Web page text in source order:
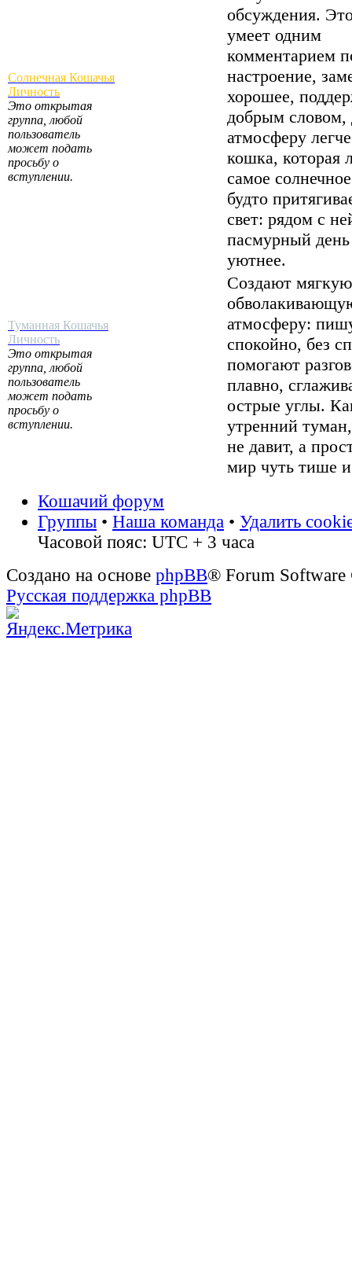
Солнечная Кошачья
Личность
Это открытая
группа, любой
пользователь
может подать
просьбу о
вступлении.
обсуждения.
умеет одним
комментарием
настроение,
хорошее,
добрым словом,
атмосферу
кошка, которая
самое
будто
свет: рядом с
пасмурный
уютнее.
Туманная Кошачья
Личность
Это открытая
группа, любой
пользователь
может подать
просьбу о
вступлении.
Создают
атмосферу:
спокойно, без
помогают
плавно,
острые углы.
утренний
не давит, а
мир чуть тише
Кошачий форум
Группы • Наша команда • Удалить
Часовой пояс: UTC + 3 часа
Создано на основе phpBB® Forum
Русская поддержка phpBB